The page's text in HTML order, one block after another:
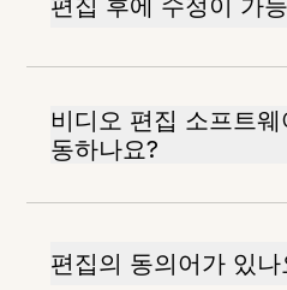
편집 후에 수정이 가
비디오 편집 소프트
동하나요?
편집의 동의어가 있나